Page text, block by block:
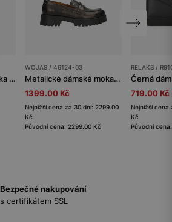
Béžová dámská kabelka z lícové kůže
WOJAS / 46124-03
Metalické dámské mokasíny penny loafers
1399.00 Kč
Nejnižší cena za 30 dní: 2299.00
Kč
Původní cena: 2299.00 Kč
RELAKS /
719.00 Kč
Nejnižší cena
Kč
Původní
Bezpečné nakupování
s certifikátem SSL